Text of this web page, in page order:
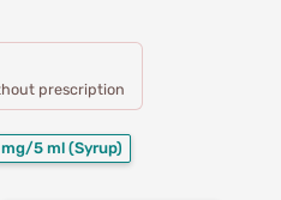
prescription
mg/5 ml (Syrup)